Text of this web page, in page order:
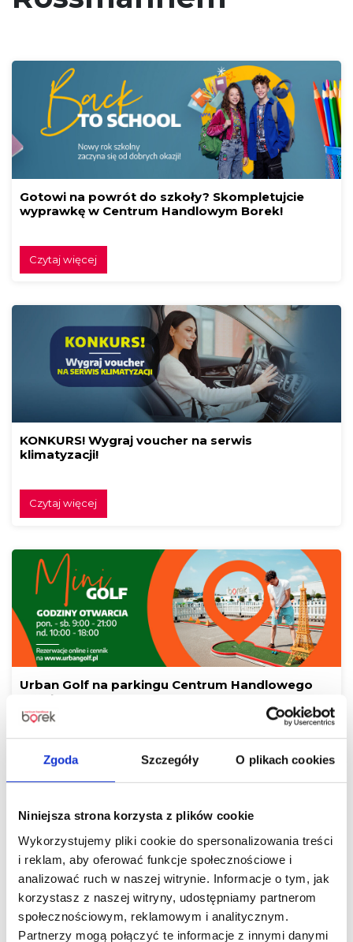
Zgoda Szczegóły O plikach cookies
Niniejsza strona korzysta z plików cookie
Wykorzystujemy pliki cookie do spersonalizowania treści
i reklam, aby oferować funkcje społecznościowe i
analizować ruch w naszej witrynie. Informacje o tym, jak
korzystasz z naszej witryny, udostępniamy partnerom
społecznościowym, reklamowym i analitycznym.
Partnerzy mogą połączyć te informacje z innymi danymi
Gotowi na powrót do szkoły? Skompletujcie
wyprawkę w Centrum Handlowym Borek!
Czytaj więcej
KONKURS! Wygraj voucher na serwis
klimatyzacji!
Czytaj więcej
Urban Golf na parkingu Centrum Handlowego
Borek!
Czas na letnie odświeżenie! Odkryj gorące